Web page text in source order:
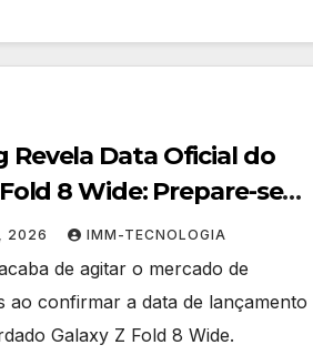
Revela Data Oficial do
8 Wide: Prepare-se
Salto em
2026 IMM-TECNOLOGIA
de agitar o mercado de
ao confirmar a data de lançamento
Galaxy Z Fold 8 Wide.